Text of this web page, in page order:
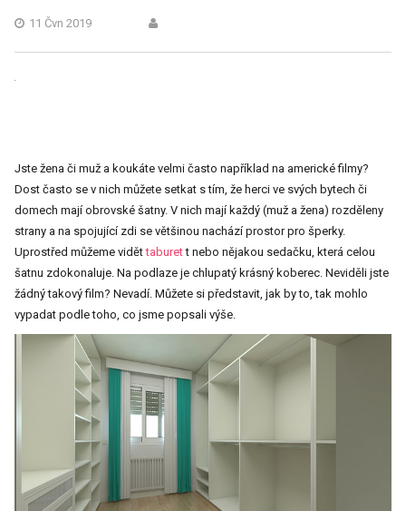
11 Čvn 2019
Jste žena či muž a koukáte velmi často například na americké filmy?
Dost často se v nich můžete setkat s tím, že herci ve svých bytech či
domech mají obrovské šatny. V nich mají každý (muž a žena) rozděleny
strany a na spojující zdi se většinou nachází prostor pro šperky.
Uprostřed můžeme viděttaburett nebo nějakou sedačku, která celou
šatnu zdokonaluje. Na podlaze je chlupatý krásný koberec. Neviděli jste
žádný takový film? Nevadí. Můžete si představit, jak by to, tak mohlo
vypadat podle toho, co jsme popsali výše.